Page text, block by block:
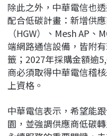
除此之外，中華電信也
配合低碳計畫：新增供
（HGW）、Mesh AP、
端網路通信設備，皆附
籤；2027年採購金額逾
商必須取得中華電信稽
上資格。
中華電信表示，希望能
園，並強調供應商低碳